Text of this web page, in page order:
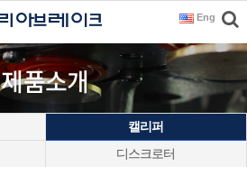
Eng
제품소개
캘리퍼
디스크로터